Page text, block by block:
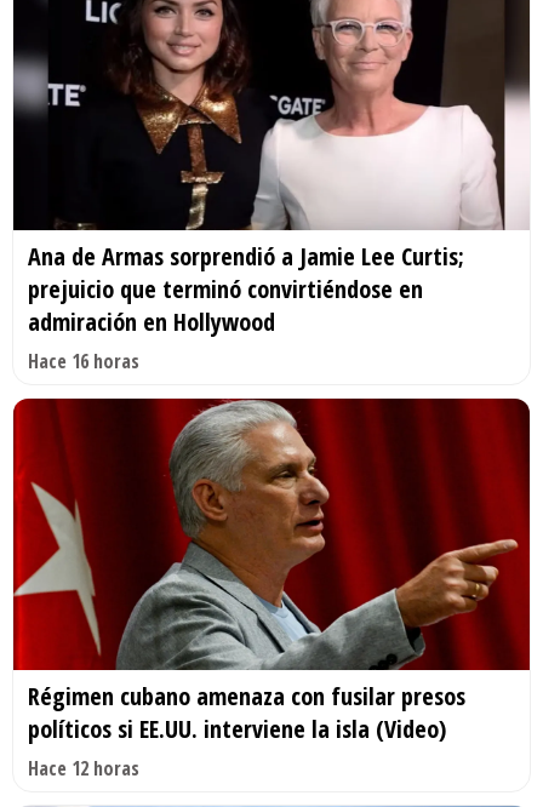
Ana de Armas sorprendió a Jamie Lee Curtis;
prejuicio que terminó convirtiéndose en
admiración en Hollywood
Hace 16 horas
Régimen cubano amenaza con fusilar presos
políticos si EE.UU. interviene la isla (Video)
Hace 12 horas